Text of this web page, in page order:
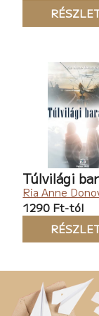
Túlvilági
Ria Anne
1290 Ft-tól